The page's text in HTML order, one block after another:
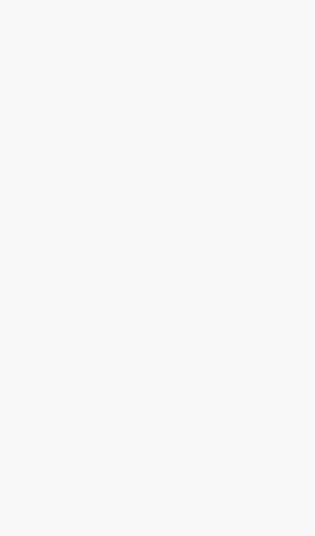
Кавова гуща
бруду і після
додати до
скраб на тіло.